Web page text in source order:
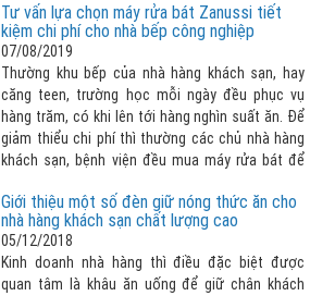
chén công nghiệp để khắc phục sớm ? Bài viết
sau đây giúp khách hàng nhận biết cần tham
khảo thêm :
Tư vấn lựa chọn máy rửa bát Zanussi tiết
kiệm chi phí cho nhà bếp công nghiệp
07/08/2019
Thường khu bếp của nhà hàng khách sạn, hay
căng teen, trường học mỗi ngày đều phục vụ
hàng trăm, có khi lên tới hàng nghìn suất ăn. Để
giảm thiểu chi phí thì thường các chủ nhà hàng
khách sạn, bệnh viện đều mua máy rửa bát để
bếp khác cần phải rửa sạch mỗi ngày. Nhưng lựa
chọn máy rửa bát như thế nào cho phù hợp với
bài toán vừa tiết kiệm chi phí tối đa nhất có thể
vừa đảm bảo vệ sinh sạch sẽ chén bát , nhanh
chóng, dễ dàng thao tác... FNB Solutions xin giới
Giới thiệu một số đèn giữ nóng thức ăn cho
nhà hàng khách sạn chất lượng cao
05/12/2018
Kinh doanh nhà hàng thì điều đặc biệt được
quan tâm là khâu ăn uống để giữ chân khách